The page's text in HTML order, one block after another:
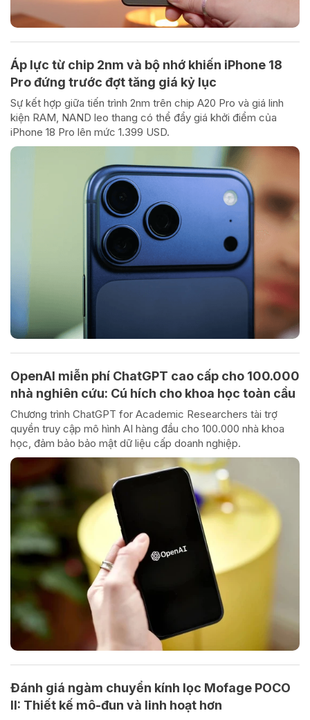
Áp lực từ chip 2nm và bộ nhớ khiến iPhone 18
Pro đứng trước đợt tăng giá kỷ lục
Sự kết hợp giữa tiến trình 2nm trên chip A20 Pro và giá linh
kiện RAM, NAND leo thang có thể đẩy giá khởi điểm của
iPhone 18 Pro lên mức 1.399 USD.
OpenAI miễn phí ChatGPT cao cấp cho 100.000
nhà nghiên cứu: Cú hích cho khoa học toàn cầu
Chương trình ChatGPT for Academic Researchers tài trợ
quyền truy cập mô hình AI hàng đầu cho 100.000 nhà khoa
học, đảm bảo bảo mật dữ liệu cấp doanh nghiệp.
Đánh giá ngàm chuyển kính lọc Mofage POCO
II: Thiết kế mô-đun và linh hoạt hơn